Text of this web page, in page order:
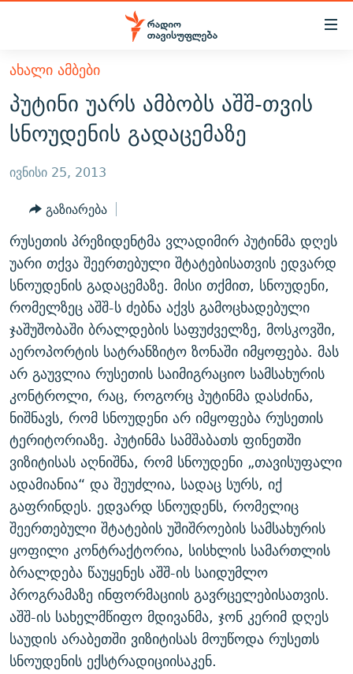
Accessibility
მთავარ
შინაარსზე
დაბრუნება
მთავარ
დაბრუნება
ძიებაზე
დაბრუნება
ᲐᲮᲐᲚᲘ ᲐᲛᲑᲔᲑᲘ
ᲗᲔᲛᲔᲑᲘ
ᲞᲝᲚᲘᲢᲘᲙᲐ
ᲔᲙᲝᲜᲝᲛᲘᲙᲐ
ᲡᲐᲖᲝᲒᲐᲓᲝᲔᲑᲐ
ᲡᲞᲝᲠᲢᲘ
ᲕᲘᲓᲔᲝ
ᲑᲚᲝᲒᲔᲑᲘ
ᲞᲝᲓᲙᲐᲡᲢᲔᲑᲘ
ᲜᲘᲙᲝᲡ ᲞᲝᲓᲙᲐᲡᲢᲘ
60 ᲓᲔᲪᲘᲑᲔᲚᲘ
ᲒᲐᲜᲙᲘᲗᲮᲕᲘᲡ ᲓᲦᲔ
ᲓᲘᲚᲘᲡ ᲡᲐᲣᲑᲠᲔᲑᲘ
ᲛᲝᲚᲐᲞᲐᲠᲐᲙᲔ ᲢᲔᲥᲡᲢᲔᲑᲘ
ᲨᲘᲜ - ᲣᲪᲮᲝᲔᲗᲨᲘ
ᲚᲘᲢᲔᲠᲐᲢᲣᲠᲣᲚᲘ ᲬᲐᲮᲜᲐᲒᲔᲑᲘ
ᲐᲛᲔᲠᲘᲙᲣᲚᲘ ᲛᲝᲗᲮᲠᲝᲑᲐ
ᲘᲛᲞᲔᲠᲘᲐ ᲓᲐ ᲠᲐᲓᲘᲝ
ᲗᲐᲕᲘᲡᲣᲤᲚᲔᲑᲘᲡ ᲛᲝᲜᲘᲢᲝᲠᲘ
ᲤᲔᲜᲝᲕᲐᲜᲘ - 2.10
ᲗᲥᲕᲔᲜᲘ ᲞᲣᲑᲚᲘᲙᲐᲪᲘᲔᲑᲘ
ᲞᲠᲝᲔᲥᲢᲔᲑᲘ
ᲣᲙᲠᲐᲘᲜᲐᲨᲘ ᲓᲐᲦᲣᲞᲣᲚᲘ ᲥᲐᲠᲗᲕᲔᲚᲘ ᲛᲔᲑᲠᲫᲝᲚᲔᲑᲘ - 2022
ᲓᲐᲛᲝᲣᲙᲘᲓᲔᲑᲚᲝᲑᲘᲡ 100 ᲬᲔᲚᲘ
ᲩᲔᲛᲘ ᲡᲘᲙᲕᲓᲘᲚᲘᲡ ᲛᲘᲖᲔᲖᲘᲐ COVID-19
11 ᲬᲔᲚᲘ - 11 ᲐᲛᲑᲐᲕᲘ
ᲡᲐᲞᲐᲠᲚᲐᲛᲔᲜᲢᲝ ᲐᲠᲩᲔᲕᲜᲔᲑᲘᲡ ᲘᲡᲢᲝᲠᲘᲐ
ᲑᲐᲕᲨᲕᲔᲑᲘ ᲞᲠᲝᲡᲢᲘᲢᲣᲪᲘᲐᲨᲘ - ᲐᲛᲝᲣᲗᲥᲛᲔᲚᲘ ᲐᲛᲑᲐᲕᲘ
5 ᲐᲛᲑᲐᲕᲘ - 20 ᲘᲕᲜᲘᲡᲡ ᲓᲐᲨᲐᲕᲔᲑᲣᲚᲔᲑᲘ
ᲐᲒᲕᲘᲡᲢᲝᲡ ᲝᲛᲘ
ПРИВЕТ ᲙᲣᲚᲢᲣᲠᲐ
ЭХО КАВКАЗА
ᲒᲐᲛᲝᲘᲬᲔᲠᲔ
რთე/რთ-ის ყველა საიტი
ᲐᲮᲐᲚᲘ ᲐᲛᲑᲔᲑᲘ
პუტინი უარს ამბობს აშშ-თვის
სნოუდენის გადაცემაზე
ივნისი 25, 2013
გაზიარება
რუსეთის პრეზიდენტმა ვლადიმირ პუტინმა დღეს
უარი თქვა შეერთებული შტატებისათვის ედვარდ
სნოუდენის გადაცემაზე. მისი თქმით, სნოუდენი,
რომელზეც აშშ-ს ძებნა აქვს გამოცხადებული
ჯაშუშობაში ბრალდების საფუძველზე, მოსკოვში,
აეროპორტის სატრანზიტო ზონაში იმყოფება. მას
არ გაუვლია რუსეთის საიმიგრაციო სამსახურის
კონტროლი, რაც, როგორც პუტინმა დასძინა,
ნიშნავს, რომ სნოუდენი არ იმყოფება რუსეთის
ტერიტორიაზე. პუტინმა სამშაბათს ფინეთში
ვიზიტისას აღნიშნა, რომ სნოუდენი „თავისუფალი
ადამიანია“ და შეუძლია, სადაც სურს, იქ
გაფრინდეს. ედვარდ სნოუდენს, რომელიც
შეერთებული შტატების უშიშროების სამსახურის
ყოფილი კონტრაქტორია, სისხლის სამართლის
ბრალდება წაუყენეს აშშ-ის საიდუმლო
პროგრამაზე ინფორმაციის გავრცელებისათვის.
აშშ-ის სახელმწიფო მდივანმა, ჯონ კერიმ დღეს
საუდის არაბეთში ვიზიტისას მოუწოდა რუსეთს
სნოუდენის ექსტრადიციისაკენ.